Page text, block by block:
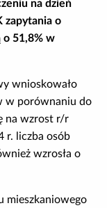
na dzień
zapytania o
o 51,8% w
wnioskowało
w porównaniu do
na wzrost r/r
r. liczba osób
wzrosła o
mieszkaniowego